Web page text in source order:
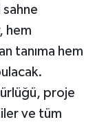
hem
tanıma hem
proje
ve tüm